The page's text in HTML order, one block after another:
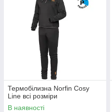
Термобілизна Norfin Cosy
Line всі розміри
В наявності